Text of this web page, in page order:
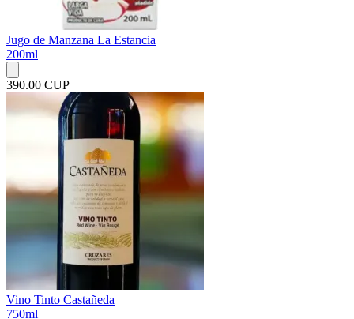
Jugo de Manzana La Estancia
200ml
390.00 CUP
Vino Tinto Castañeda
750ml